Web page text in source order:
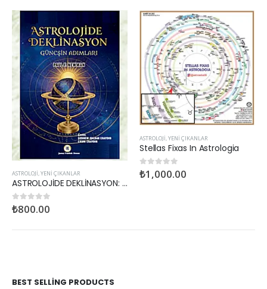
ASTROLOJI,YENI ÇIKANLAR
ASTROLOJİDE DEKLİNASYON: Güneşin Adımları
0out of 5
₺800.00
ASTROLOJI,YENI ÇIKANLAR
Stellas Fixas In Astrologia
0out of 5
₺1,000.00
BEST SELLING PRODUCTS